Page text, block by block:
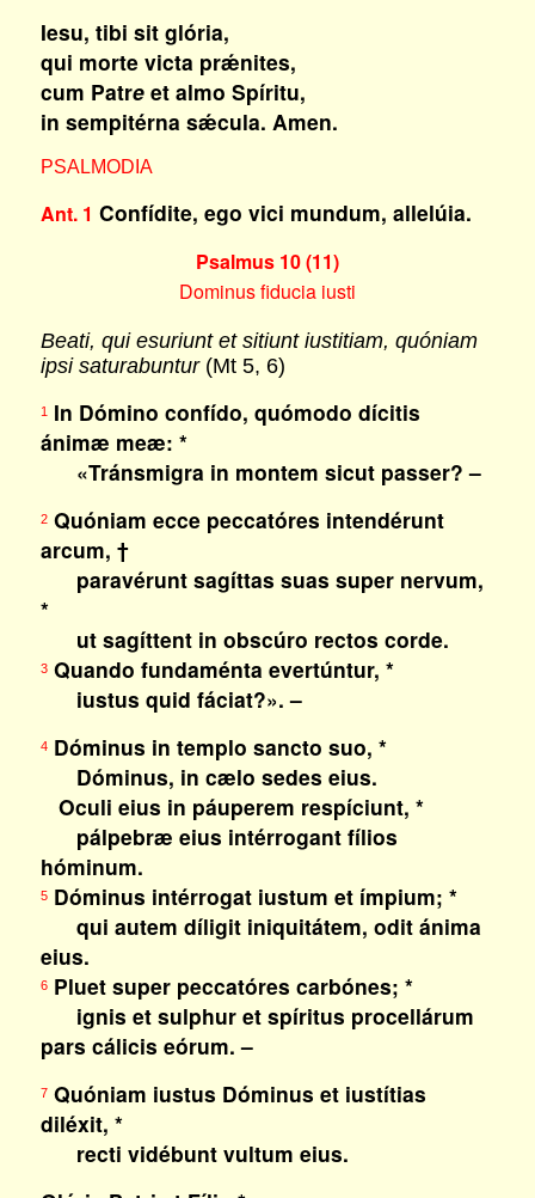
Iesu, tibi sit glória,
qui morte victa prǽnites,
cum Patreet almo Spíritu,
in sempitérna sǽcula. Amen.
PSALMODIA
Ant. 1 Confídite, ego vici mundum, allelúia.
Psalmus 10 (11)
Dominus fiducia iusti
Beati, qui esuriunt et sitiunt iustitiam, quóniam
ipsi saturabuntur(Mt 5, 6)
1In Dómino confído, quómodo dícitis
ánimæ meæ: *
«Tránsmigra in montem sicut passer? –
2Quóniam ecce peccatóres intendérunt
arcum, †
paravérunt sagíttas suas super nervum,
*
ut sagíttent in obscúro rectos corde.
3Quando fundaménta evertúntur, *
iustus quid fáciat?». –
4Dóminus in templo sancto suo, *
Dóminus, in cælo sedes eius.
Oculi eius in páuperem respíciunt, *
pálpebræ eius intérrogant fílios
hóminum.
5Dóminus intérrogat iustum et ímpium; *
qui autem díligit iniquitátem, odit ánima
eius.
6Pluet super peccatóres carbónes; *
ignis et sulphur et spíritus procellárum
pars cálicis eórum. –
7Quóniam iustus Dóminus et iustítias
diléxit, *
recti vidébunt vultum eius.